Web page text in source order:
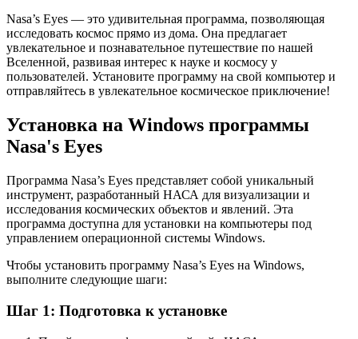
Nasa’s Eyes — это удивительная программа, позволяющая
исследовать космос прямо из дома. Она предлагает
увлекательное и познавательное путешествие по нашей
Вселенной, развивая интерес к науке и космосу у
пользователей. Установите программу на свой компьютер и
отправляйтесь в увлекательное космическое приключение!
Установка на Windows программы
Nasa's Eyes
Программа Nasa’s Eyes представляет собой уникальный
инструмент, разработанный НАСА для визуализации и
исследования космических объектов и явлений. Эта
программа доступна для установки на компьютеры под
управлением операционной системы Windows.
Чтобы установить программу Nasa’s Eyes на Windows,
выполните следующие шаги:
Шаг 1: Подготовка к установке